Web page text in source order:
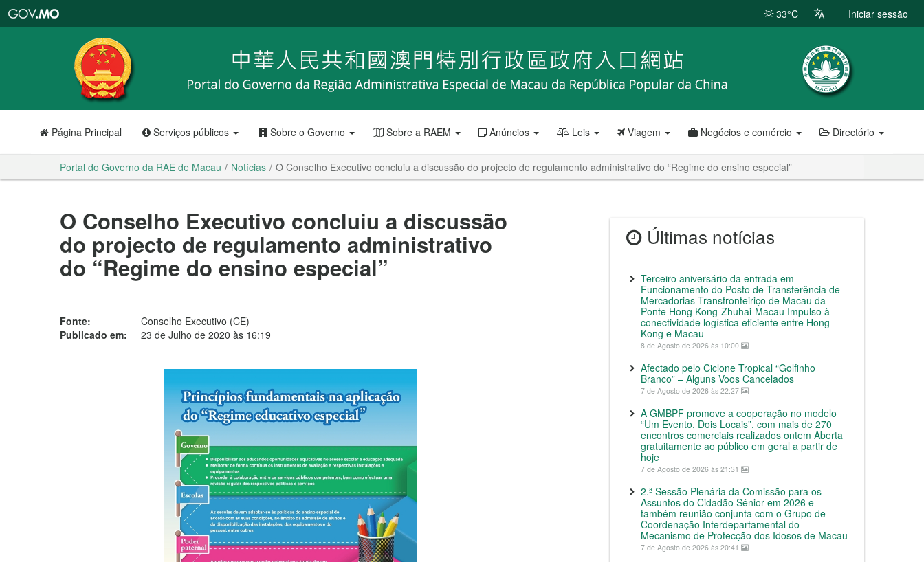
RAE
de
Macau
33°C Iniciar sessão
Página Principal Serviços públicos Sobre o Governo Sobre a RAEM Anúncios Leis Viagem Negócios e comércio Directório
Portal do Governo da RAE de Macau Notícias O Conselho Executivo concluiu a discussão do projecto de regulamento administrativo do “Regime do ensino especial”
O Conselho Executivo concluiu a discussão
do projecto de regulamento administrativo
do “Regime do ensino especial”
Fonte:
Conselho Executivo (CE)
Publicado em:
23 de Julho de 2020 às 16:19
Últimas notícias
Terceiro aniversário da entrada em
Funcionamento do Posto de Transferência de
Mercadorias Transfronteiriço de Macau da
Ponte Hong Kong-Zhuhai-Macau Impulso à
conectividade logística eficiente entre Hong
Kong e Macau
8 de Agosto de 2026 às 10:00
Afectado pelo Ciclone Tropical “Golfinho
Branco” – Alguns Voos Cancelados
7 de Agosto de 2026 às 22:27
A GMBPF promove a cooperação no modelo
“Um Evento, Dois Locais”, com mais de 270
encontros comerciais realizados ontem Aberta
gratuitamente ao público em geral a partir de
hoje
7 de Agosto de 2026 às 21:31
2.ª Sessão Plenária da Comissão para os
Assuntos do Cidadão Sénior em 2026 e
também reunião conjunta com o Grupo de
Coordenação Interdepartamental do
Mecanismo de Protecção dos Idosos de Macau
7 de Agosto de 2026 às 20:41